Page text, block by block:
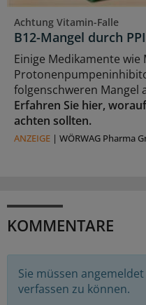
Achtung Vitamin-Falle
B12-Mangel durch
Einige Medikamente
folgenschweren Mangel
Erfahren Sie hier,
achten sollten.
ANZEIGE | WÖRWAG Pharma
KOMMENTARE
Sie müssen
verfassen zu können.